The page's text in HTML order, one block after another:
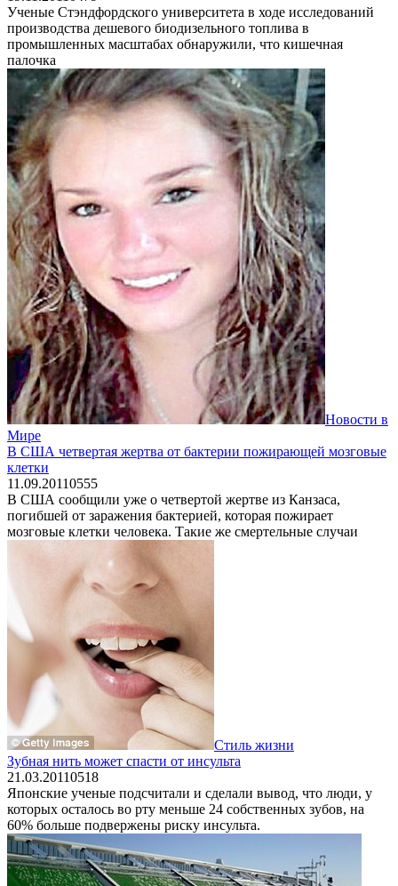
Ученые Стэндфордского университета в ходе исследований
производства дешевого биодизельного топлива в
промышленных масштабах обнаружили, что кишечная
палочка
Новости в
Мире
В США четвертая жертва от бактерии пожирающей мозговые
клетки
11.09.20110555
В США сообщили уже о четвертой жертве из Канзаса,
погибшей от заражения бактерией, которая пожирает
мозговые клетки человека. Такие же смертельные случаи
Стиль жизни
Зубная нить может спасти от инсульта
21.03.20110518
Японские ученые подсчитали и сделали вывод, что люди, у
которых осталось во рту меньше 24 собственных зубов, на
60% больше подвержены риску инсульта.